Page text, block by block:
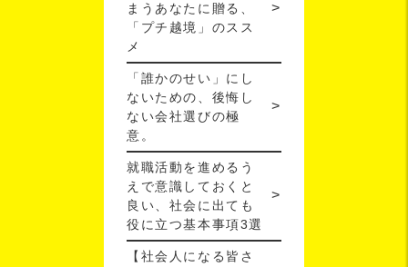
まうあなたに贈る、
「プチ越境」のスス
メ
「誰かのせい」にし
ないための、後悔し
ない会社選びの極
意。
就職活動を進めるう
えで意識しておくと
良い、社会に出ても
役に立つ基本事項3選
【社会人になる皆さ